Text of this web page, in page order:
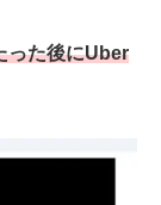
った後にUber